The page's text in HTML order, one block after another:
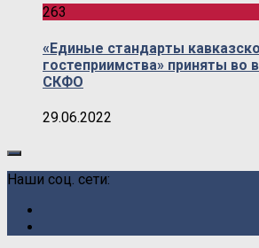
263
«Единые стандарты
гостеприимства» приняты во
СКФО
29.06.2022
Наши соц. сети: